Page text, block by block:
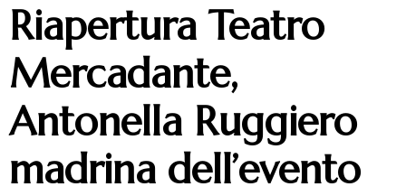
Riapertura Teatro
Mercadante,
Antonella Ruggiero
madrina dell’evento